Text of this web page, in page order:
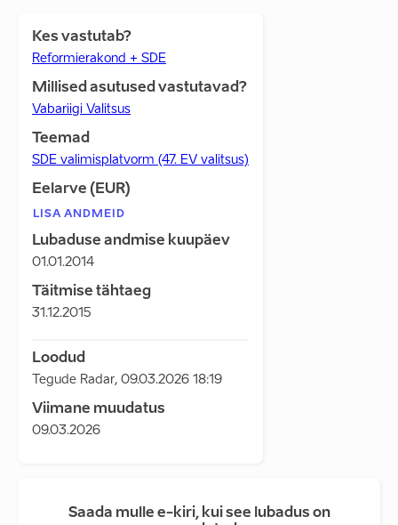
Kes vastutab?
Reformierakond + SDE
Millised asutused vastutavad?
Vabariigi Valitsus
Teemad
SDE valimisplatvorm (47. EV valitsus)
Eelarve (EUR)
LISA ANDMEID
Lubaduse andmise kuupäev
01.01.2014
Täitmise tähtaeg
31.12.2015
Loodud
Tegude Radar, 09.03.2026 18:19
Viimane muudatus
09.03.2026
Saada mulle e-kiri, kui see lubadus on